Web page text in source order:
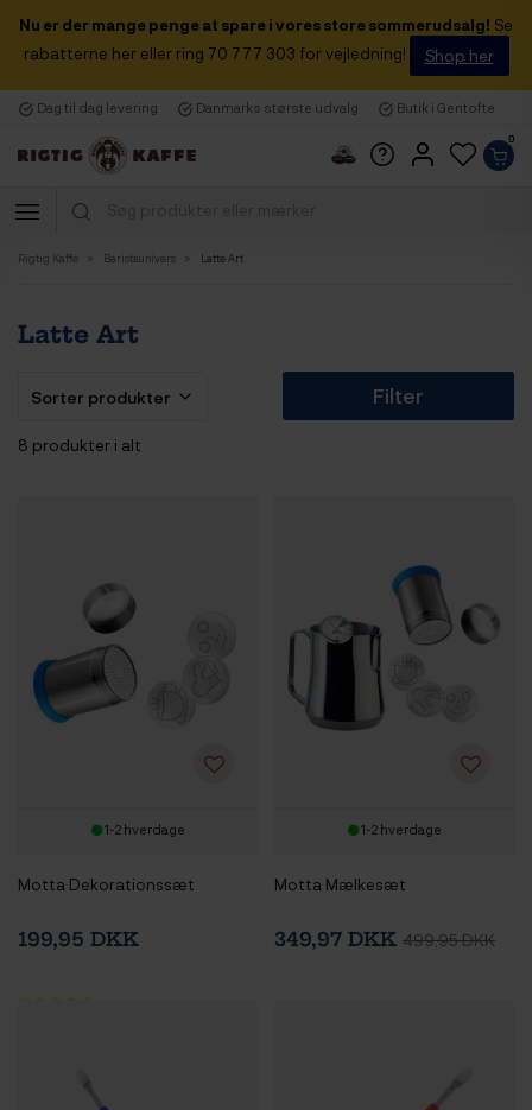
Nu er der mange penge at spare i vores store sommerudsalg! Se
rabatterne her eller ring 70 777 303 for vejledning!
Shop her
Dag til dag levering Danmarks største udvalg Butik i Gentofte
0
Rigtig Kaffe Baristaunivers Latte Art
Latte Art
8 produkter i alt
Filter
1-2 hverdage
Motta Dekorationssæt
199,95 DKK
1-2 hverdage
Motta Mælkesæt
349,97 DKK 499,95 DKK